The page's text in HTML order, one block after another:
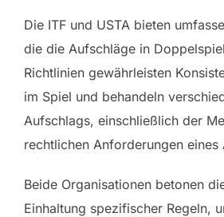
Die ITF und USTA bieten
die die Aufschläge in
Richtlinien gewährleisten
im Spiel und behandeln
Aufschlags, einschließlich der
rechtlichen Anforderungen eines
Beide Organisationen betonen
Einhaltung spezifischer Regeln,